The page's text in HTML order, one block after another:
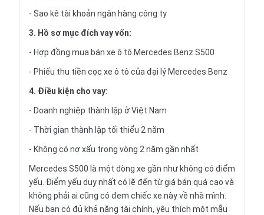
- Sao kê tài khoản ngân hàng công ty
3. Hồ sơ mục đích vay vốn:
- Hợp đồng mua bán xe ô tô Mercedes Benz S500
- Phiếu thu tiền cọc xe ô tô của đại lý Mercedes Benz
4. Điều kiện cho vay:
- Doanh nghiệp thành lập ở Việt Nam
- Thời gian thành lập tối thiểu 2 năm
- Không có nợ xấu trong vòng 2 năm gần nhất
Mercedes S500 là một dòng xe gần như không có điểm
yếu. Điểm yếu duy nhất có lẽ đến từ giá bán quá cao và
không phải ai cũng có đem chiếc xe này về nhà mình.
Nếu bạn có đủ khả năng tài chính, yêu thích một mẫu